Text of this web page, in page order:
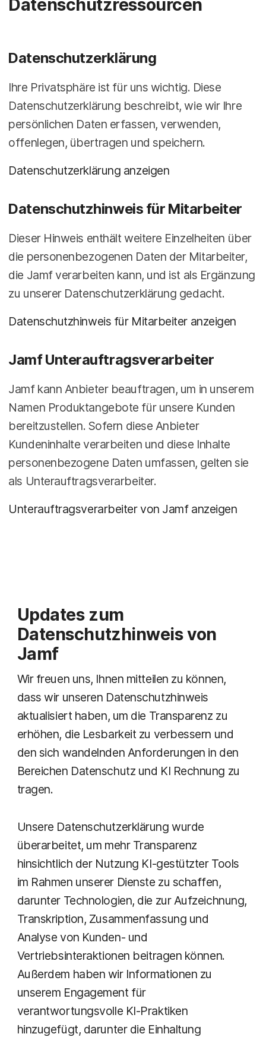
u
n
a
t
e
Datenschutzressourcen
Datenschutzerklärung
Ihre Privatsphäre ist für uns wichtig. Diese
Datenschutzerklärung beschreibt, wie wir Ihre
persönlichen Daten erfassen, verwenden,
offenlegen, übertragen und speichern.
Datenschutzerklärung anzeigen
Datenschutzhinweis für Mitarbeiter
Dieser Hinweis enthält weitere Einzelheiten über
die personenbezogenen Daten der Mitarbeiter,
die Jamf verarbeiten kann, und ist als Ergänzung
zu unserer Datenschutzerklärung gedacht.
Datenschutzhinweis für Mitarbeiter anzeigen
Jamf Unterauftragsverarbeiter
Jamf kann Anbieter beauftragen, um in unserem
Namen Produktangebote für unsere Kunden
bereitzustellen. Sofern diese Anbieter
Kundeninhalte verarbeiten und diese Inhalte
personenbezogene Daten umfassen, gelten sie
als Unterauftragsverarbeiter.
Unterauftragsverarbeiter von Jamf anzeigen
Updates zum
Datenschutzhinweis von
Jamf
Wir freuen uns, Ihnen mitteilen zu können,
dass wir unseren Datenschutzhinweis
aktualisiert haben, um die Transparenz zu
erhöhen, die Lesbarkeit zu verbessern und
den sich wandelnden Anforderungen in den
Bereichen Datenschutz und KI Rechnung zu
tragen.
Unsere Datenschutzerklärung wurde
überarbeitet, um mehr Transparenz
hinsichtlich der Nutzung KI-gestützter Tools
im Rahmen unserer Dienste zu schaffen,
darunter Technologien, die zur Aufzeichnung,
Transkription, Zusammenfassung und
Analyse von Kunden- und
Vertriebsinteraktionen beitragen können.
Außerdem haben wir Informationen zu
unserem Engagement für
verantwortungsvolle KI-Praktiken
hinzugefügt, darunter die Einhaltung